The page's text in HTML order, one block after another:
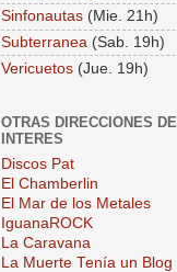
Sinfonautas (Mie. 21h)
Subterranea (Sab. 19h)
Vericuetos (Jue. 19h)
OTRAS DIRECCIONES DE
INTERES
Discos Pat
El Chamberlin
El Mar de los Metales
IguanaROCK
La Caravana
La Muerte Tenía un Blog